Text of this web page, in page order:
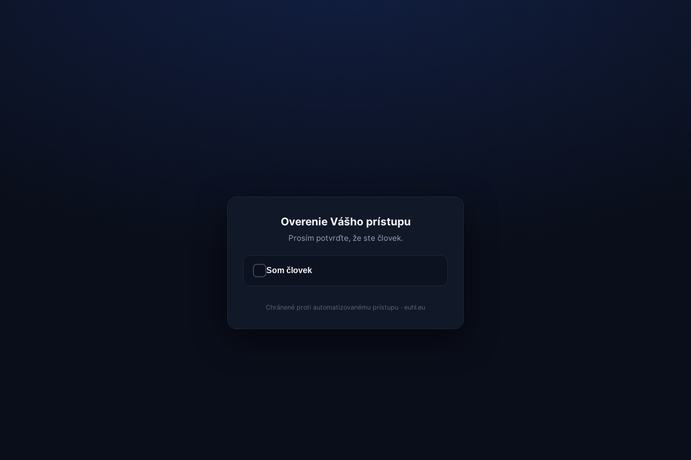
Overenie Vášho prístupu
Prosím potvrďte, že ste človek.
Som človek
Chránené proti automatizovanému prístupu · euhl.eu